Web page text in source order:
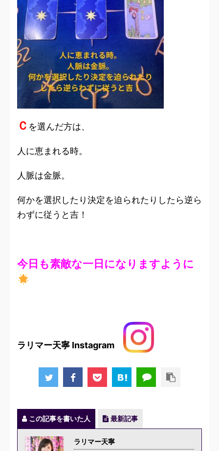
Ｃ を選んだ方は、
人に恵まれる時。
人脈は金脈。
何かを選択したり決定を迫られたりしたら逆ら
わずに従うと吉！
今日も素敵な一日になりますように
ラリマー天寧 Instagram
この記事を書いた人 最新記事
ラリマー天寧